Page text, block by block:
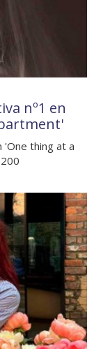
nº1 en
'One thing at a